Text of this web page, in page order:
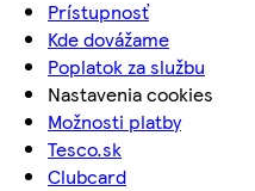
Prístupnosť
Kde dovážame
Poplatok za službu
Nastavenia cookies
Možnosti platby
Tesco.sk
Clubcard